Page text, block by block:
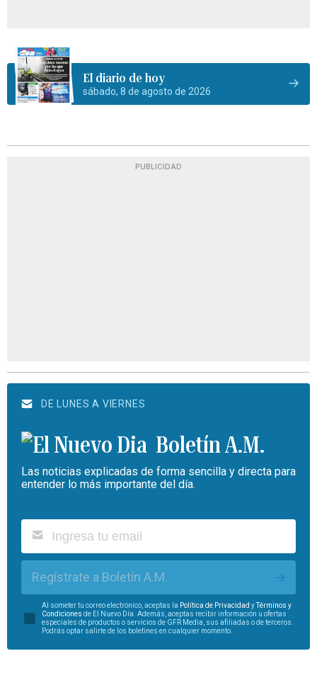
El diario de hoy
sábado, 8 de agosto de 2026
PUBLICIDAD
DE LUNES A VIERNES
Boletín A.M.
Las noticias explicadas de forma sencilla y directa para
entender lo más importante del día.
Regístrate a Boletín A.M.
Al someter tu correo electrónico, aceptas la Política de Privacidad yTérminos y
Condiciones de El Nuevo Día. Además, aceptas recibir información u ofertas
especiales de productos o servicios de GFR Media, sus afiliadas o de terceros.
Podrás optar salirte de los boletines en cualquier momento.